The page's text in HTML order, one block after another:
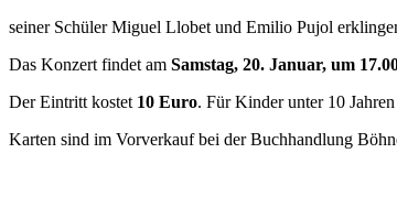
seiner Schüler Miguel Llobet und Emilio Pujol
Das Konzert findet am Samstag, 20. Januar, um
Der Eintritt kostet 10 Euro. Für Kinder unter 10
Karten sind im Vorverkauf bei der Buchhandlung